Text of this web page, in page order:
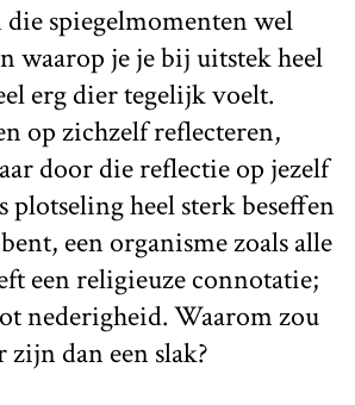
spiegelmomenten wel
waarop je je bij uitstek heel
erg dier tegelijk voelt.
op zichzelf reflecteren,
door die reflectie op jezelf
plotseling heel sterk beseffen
een organisme zoals alle
een religieuze connotatie;
nederigheid. Waarom zou
zijn dan een slak?